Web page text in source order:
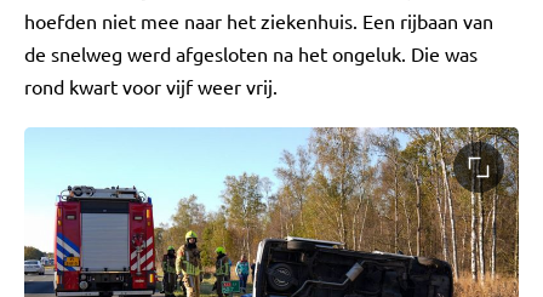
hoefden niet mee naar het ziekenhuis. Een rijbaan van
de snelweg werd afgesloten na het ongeluk. Die was
rond kwart voor vijf weer vrij.